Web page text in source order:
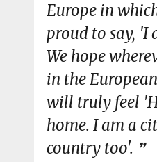
Europe in
proud to say, 'I
We hope
in the
will truly feel
home. I am a
country too'.